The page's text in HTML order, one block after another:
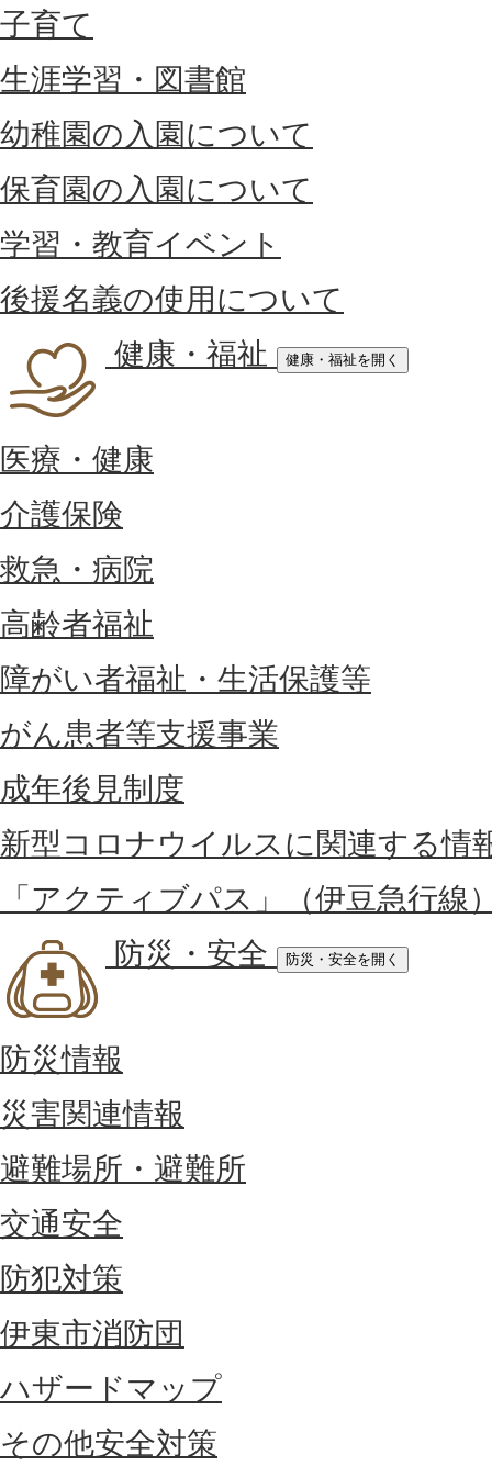
子育て
生涯学習・図書館
幼稚園の入園について
保育園の入園について
学習・教育イベント
後援名義の使用について
健康・福祉
健康・福祉を開く
医療・健康
介護保険
救急・病院
高齢者福祉
障がい者福祉・生活保護等
がん患者等支援事業
成年後見制度
新型コロナウイルスに関連する情
「アクティブパス」（伊豆急行線
防災・安全
防災・安全を開く
防災情報
災害関連情報
避難場所・避難所
交通安全
防犯対策
伊東市消防団
ハザードマップ
その他安全対策